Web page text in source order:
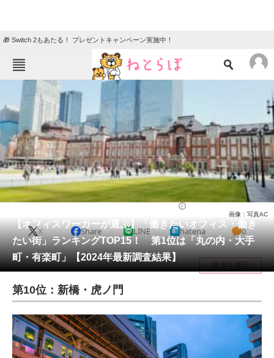
🎁 Switch 2もあたる！ プレゼントキャンペーン実施中！
ねとらぼメニュー
エンタメ クイズ
グルメ 地域
住まい 教育・育児
動物 リサーチ
会員記事
メディア
注目記事を集めた総合ページ
ITの今と未来を見通す
スマホと通信の最新トレンド
進化するPCとデバイスの未来
【オフィスワーカーが選ぶ】「働きたいオフィス・働き
たい街」ランキングTOP15！ 第1位は「丸の内・大手
町・有楽町」【2024年最新調査結果】
画像：写真AC
X Share LINE hatena 0
目次を表示
第10位：新橋・虎ノ門